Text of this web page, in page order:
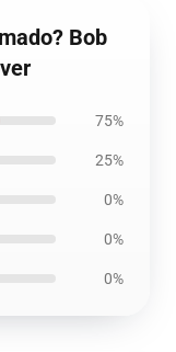
Bob
75%
25%
0%
0%
0%